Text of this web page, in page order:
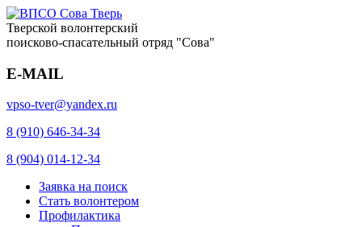
Тверской волонтерский
поисково-спасательный отряд "Сова"
E-MAIL
vpso-tver@yandex.ru
8 (910) 646-34-34
8 (904) 014-12-34
Заявка на поиск
Стать волонтером
Профилактика